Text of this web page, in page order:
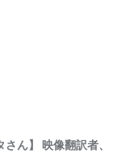
さん】 映像翻訳者、